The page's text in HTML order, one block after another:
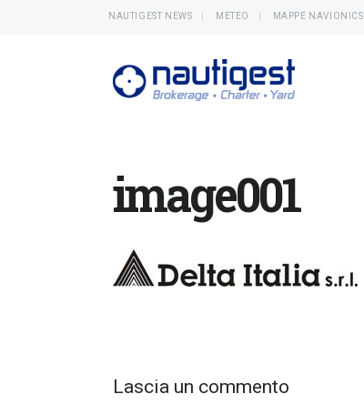
NAUTIGEST NEWS METEO MAPPE NAVIONICS
image001
Lascia un commento